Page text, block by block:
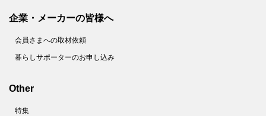
企業・メーカーの皆様へ
会員さまへの取材依頼
暮らしサポーターのお申し込み
Other
特集